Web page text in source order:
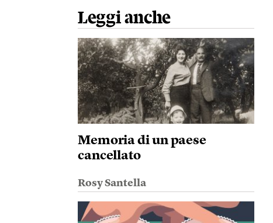
Leggi anche
Memoria di un paese
cancellato
Rosy Santella